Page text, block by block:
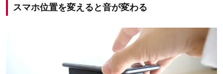
スマホ位置を変えると音が変わる